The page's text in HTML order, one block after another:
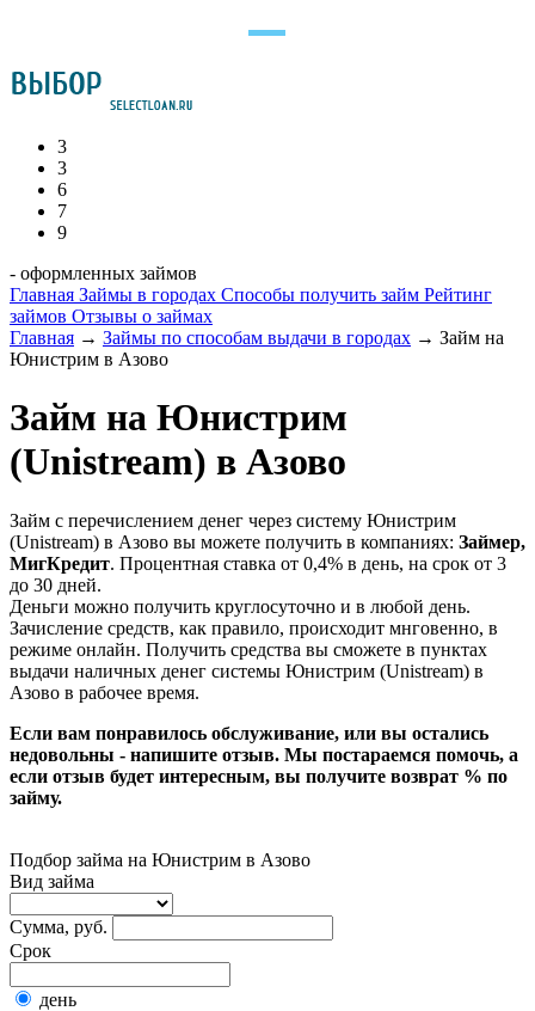
3
3
6
7
9
- оформленных займов
Главная Займы в городах Способы получить займ Рейтинг
займов Отзывы о займах
Главная → Займы по способам выдачи в городах → Займ на
Юнистрим в Азово
Займ на Юнистрим
(Unistream) в Азово
Займ с перечислением денег через систему Юнистрим
(Unistream) в Азово вы можете получить в компаниях: Займер,
МигКредит. Процентная ставка от 0,4% в день, на срок от 3
до 30 дней.
Деньги можно получить круглосуточно и в любой день.
Зачисление средств, как правило, происходит мнговенно, в
режиме онлайн. Получить средства вы сможете в пунктах
выдачи наличных денег системы Юнистрим (Unistream) в
Азово в рабочее время.
Если вам понравилось обслуживание, или вы остались
недовольны - напишите отзыв. Мы постараемся помочь, а
если отзыв будет интересным, вы получите возврат % по
займу.
Подбор займа на Юнистрим в Азово
Вид займа
Сумма, руб.
Срок
день